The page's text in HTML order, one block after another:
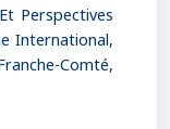
Perspectives
International,
Comté,